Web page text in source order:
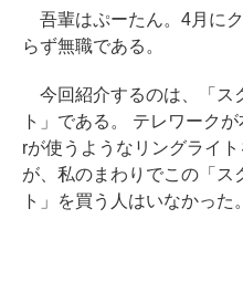
吾輩はぷーたん。4月に
らず無職である。
今回紹介するのは、「ス
ト」である。 テレワーク
rが使うようなリングライ
が、私のまわりでこの「ス
ト」を買う人はいなかった。